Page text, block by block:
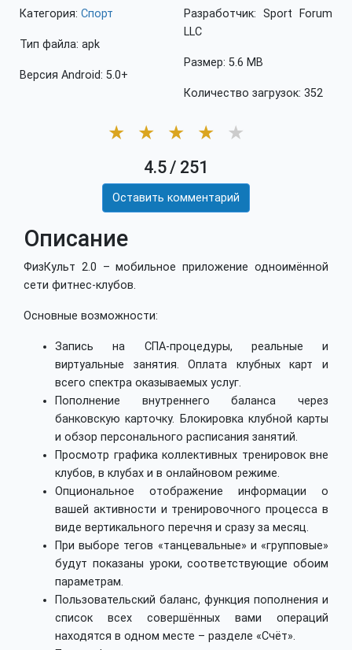
Категория: Спорт
Тип файла: apk
Версия Android: 5.0+
Разработчик: Sport Forum
LLC
Размер: 5.6 MB
Количество загрузок: 352
★ ★ ★ ★ ★
4.5/ 251
Оставить комментарий
Описание
ФизКульт 2.0 – мобильное приложение одноимённой
сети фитнес-клубов.
Основные возможности:
Запись на СПА-процедуры, реальные и
виртуальные занятия. Оплата клубных карт и
всего спектра оказываемых услуг.
Пополнение внутреннего баланса через
банковскую карточку. Блокировка клубной карты
и обзор персонального расписания занятий.
Просмотр графика коллективных тренировок вне
клубов, в клубах и в онлайновом режиме.
Опциональное отображение информации о
вашей активности и тренировочного процесса в
виде вертикального перечня и сразу за месяц.
При выборе тегов «танцевальные» и «групповые»
будут показаны уроки, соответствующие обоим
параметрам.
Пользовательский баланс, функция пополнения и
список всех совершённых вами операций
находятся в одном месте – разделе «Счёт».